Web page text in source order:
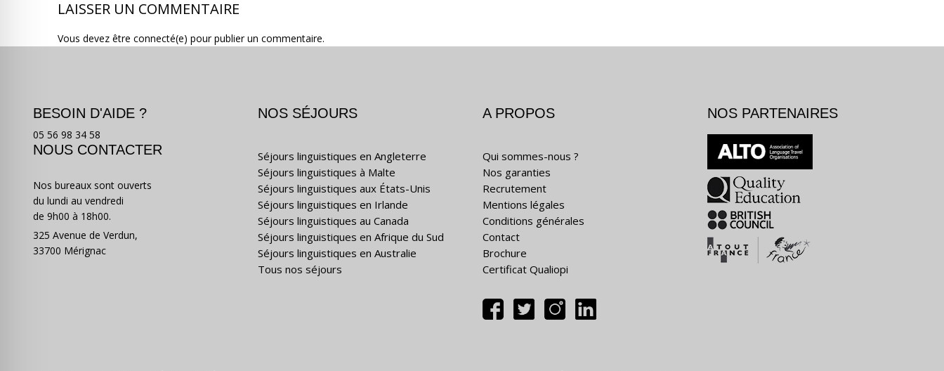
LAISSER UN COMMENTAIRE
Vous devez être connecté(e) pour publier un commentaire.
BESOIN D'AIDE ?
05 56 98 34 58
NOUS CONTACTER
Nos bureaux sont ouverts
du lundi au vendredi
de 9h00 à 18h00.
325 Avenue de Verdun,
33700 Mérignac
NOS SÉJOURS
Séjours linguistiques en Angleterre
Séjours linguistiques à Malte
Séjours linguistiques aux États-Unis
Séjours linguistiques en Irlande
Séjours linguistiques au Canada
Séjours linguistiques en Afrique du Sud
Séjours linguistiques en Australie
Tous nos séjours
A PROPOS
Qui sommes-nous ?
Nos garanties
Recrutement
Mentions légales
Conditions générales
Contact
Brochure
Certificat Qualiopi
NOS PARTENAIRES